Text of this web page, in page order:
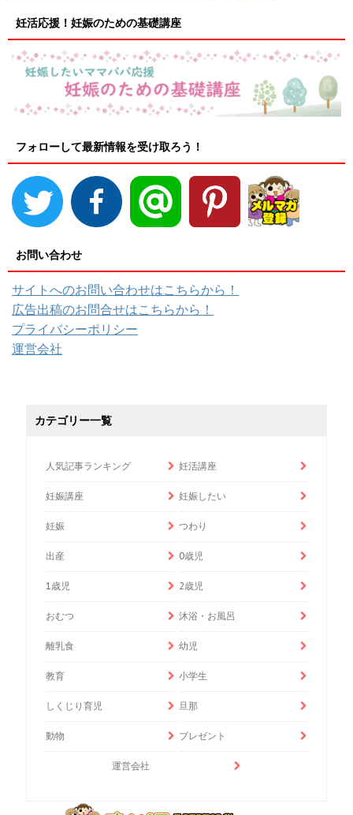
妊活応援！妊娠のための基礎講座
フォローして最新情報を受け取ろう！
お問い合わせ
サイトへのお問い合わせはこちらから！
広告出稿のお問合せはこちらから！
プライバシーポリシー
運営会社
カテゴリー一覧
人気記事ランキング 妊活講座
妊娠講座 妊娠したい
妊娠 つわり
出産 0歳児
1歳児 2歳児
おむつ 沐浴・お風呂
離乳食 幼児
教育 小学生
しくじり育児 旦那
動物 プレゼント
運営会社